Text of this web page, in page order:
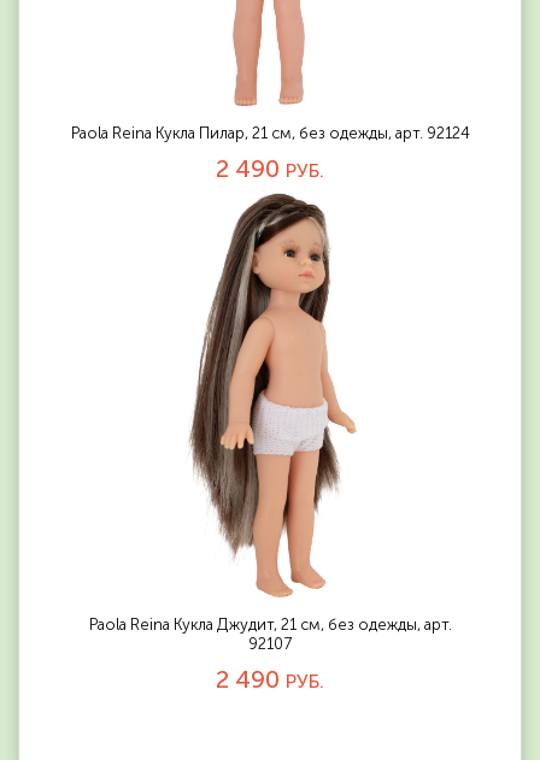
Paola Reina Кукла Пилар, 21 см, без одежды, арт. 92124
2 490 РУБ.
Paola Reina Кукла Джудит, 21 см, без одежды, арт.
92107
2 490 РУБ.